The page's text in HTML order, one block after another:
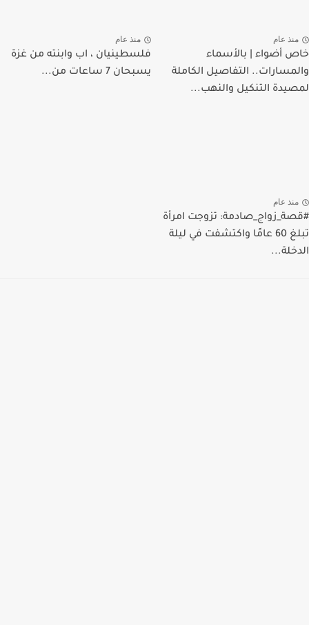
منذ عام
خاص أضواء | بالأسماء
والمسارات.. التفاصيل الكاملة
لمصيدة التنكيل والنهب...
منذ عام
فلسطينيان ، اب وابنته من غزة
يسبحان 7 ساعات من...
منذ عام
#قصة_زواج_صادمة: تزوجت امرأة
تبلغ 60 عامًا واكتشفت في ليلة
الدخلة...